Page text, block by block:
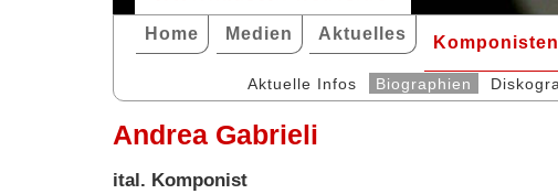
Home Medien Aktuelles Komponisten
Aktuelle Infos Biographien
Andrea Gabrieli
ital. Komponist